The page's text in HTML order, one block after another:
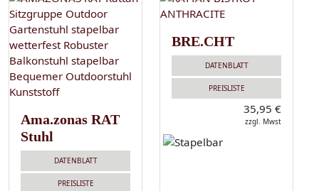
Ama.zonas RAT
Stuhl
DATENBLATT
PREISLISTE
BRE.CHT
DATENBLATT
PREISLISTE
35,95 €
zzgl. Mwst